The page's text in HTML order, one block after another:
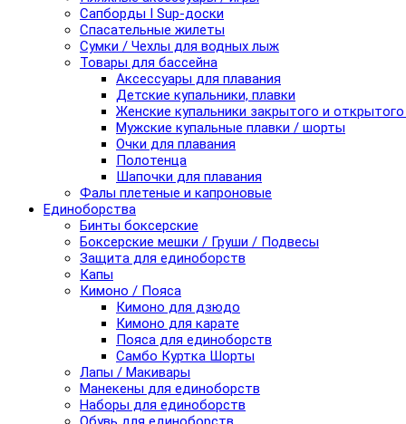
Сапборды I Sup-доски
Спасательные жилеты
Сумки / Чехлы для водных лыж
Товары для бассейна
Аксессуары для плавания
Детские купальники, плавки
Женские купальники закрытого и
Мужские купальные плавки / шорты
Очки для плавания
Полотенца
Шапочки для плавания
Фалы плетеные и капроновые
Единоборства
Бинты боксерские
Боксерские мешки / Груши / Подвесы
Защита для единоборств
Капы
Кимоно / Пояса
Кимоно для дзюдо
Кимоно для карате
Пояса для единоборств
Самбо Куртка Шорты
Лапы / Макивары
Манекены для единоборств
Наборы для единоборств